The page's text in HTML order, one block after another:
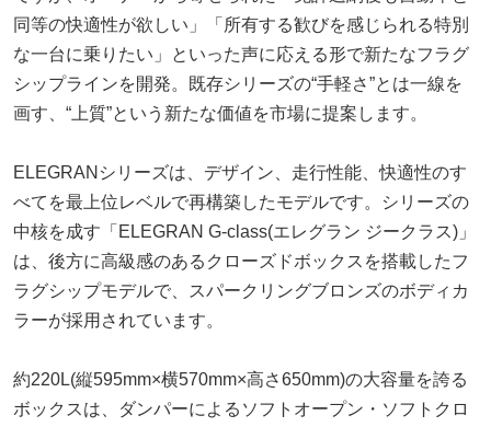
同等の快適性が欲しい」「所有する歓びを感じられる特別
な一台に乗りたい」といった声に応える形で新たなフラグ
シップラインを開発。既存シリーズの“手軽さ”とは一線を
画す、“上質”という新たな価値を市場に提案します。
ELEGRANシリーズは、デザイン、走行性能、快適性のす
べてを最上位レベルで再構築したモデルです。シリーズの
中核を成す「ELEGRAN G-class(エレグラン ジークラス)」
は、後方に高級感のあるクローズドボックスを搭載したフ
ラグシップモデルで、スパークリングブロンズのボディカ
ラーが採用されています。
約220L(縦595mm×横570mm×高さ650mm)の大容量を誇る
ボックスは、ダンパーによるソフトオープン・ソフトクロ